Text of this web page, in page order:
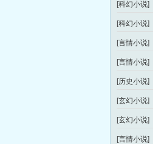
[科幻小说]
[科幻小说]
[言情小说]
[言情小说]
[历史小说]
[玄幻小说]
[玄幻小说]
[言情小说]